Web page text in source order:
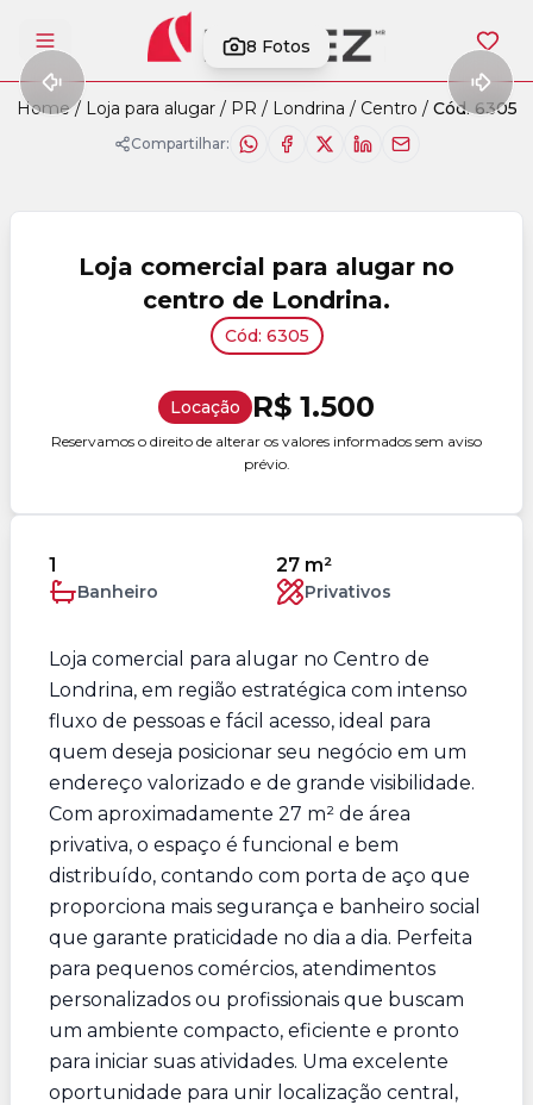
Abrir menu 8 Fotos
Home / Loja para alugar / PR / Londrina / Centro / Cód. 6305
Compartilhar:
Loja comercial para alugar no
centro de Londrina.
Cód: 6305
Locação R$ 1.500
Reservamos o direito de alterar os valores informados sem aviso
prévio.
1
Banheiro
27 m²
Privativos
Loja comercial para alugar no Centro de
Londrina, em região estratégica com intenso
fluxo de pessoas e fácil acesso, ideal para
quem deseja posicionar seu negócio em um
endereço valorizado e de grande visibilidade.
Com aproximadamente 27 m² de área
privativa, o espaço é funcional e bem
distribuído, contando com porta de aço que
proporciona mais segurança e banheiro social
que garante praticidade no dia a dia. Perfeita
para pequenos comércios, atendimentos
personalizados ou profissionais que buscam
um ambiente compacto, eficiente e pronto
para iniciar suas atividades. Uma excelente
oportunidade para unir localização central,